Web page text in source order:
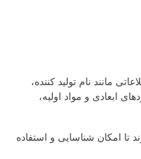
مانند نام تولید کننده،
ابعادی و مواد اولیه،
امکان شناسایی و استفاده